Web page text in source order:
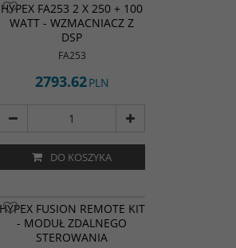
HYPEX FA253 2 X 250 + 100
WATT - WZMACNIACZ Z
DSP
FA253
2793.62PLN
DO KOSZYKA
HYPEX FUSION REMOTE KIT
- MODUŁ ZDALNEGO
STEROWANIA